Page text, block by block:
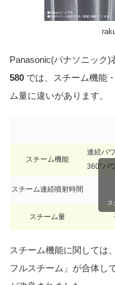
Panasonic(パナソニック)
580 では、スチーム機能
ム量に違いがあります。
スチーム機能
連続パ
360°パ
スチーム連続噴射時間
スチーム量
ス
スチーム機能に関しては
フルスチーム」が合体し